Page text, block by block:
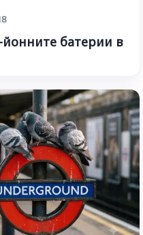
батерии в